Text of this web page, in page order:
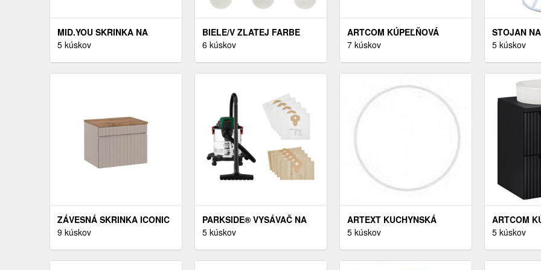
MID.YOU SKRINKA NA
DOKUMENTY, SIVÁ, BIELA,
5 kúskov
BIELE/V ZLATEJ FARBE
KOVOVÉ ZÁVESNÉ
6 kúskov
ARTCOM KÚPEĽŇOVÁ
SKRINKA S UMÝVADLOM A
7 kúskov
STOJAN
HOJDACIE
5 kúskov
ZÁVESNÁ SKRINKA ICONIC
S DOSKOU 60 CM
9 kúskov
PARKSIDE® VYSÁVAČ NA
MOKRÉ A SUCHÉ
5 kúskov
ARTEXT KUCHYNSKÁ
SKRINKA VYSOKÁ
5 kúskov
ARTCOM
SKRINKA S
5 kúskov